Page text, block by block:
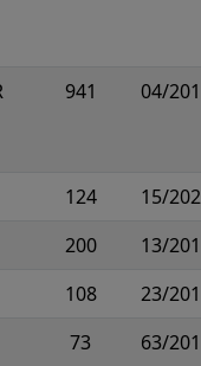
941 04/
124
15/
200
13/
108
23/
73 63/